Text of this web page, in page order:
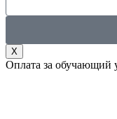
X
Оплата за